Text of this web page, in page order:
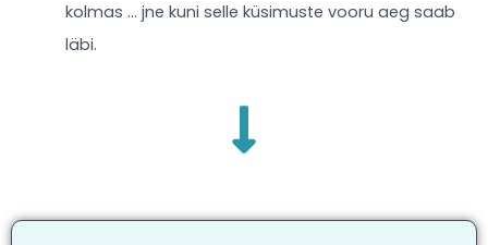
kolmas … jne kuni selle küsimuste vooru aeg saab
läbi.